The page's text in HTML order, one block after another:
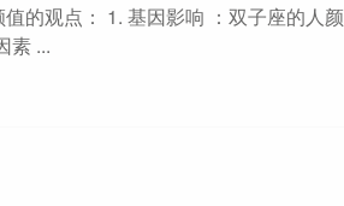
的观点： 1. 基因影响 ：双子座的人颜
素 ...